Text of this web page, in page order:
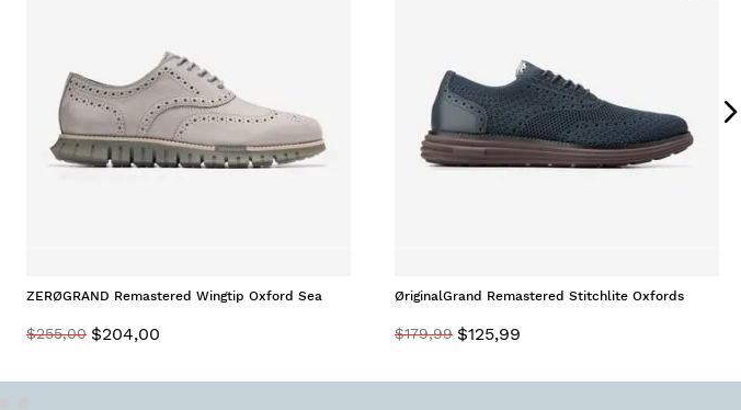
ZERØGRAND Remastered Wingtip Oxford Sea
$255,00 $204,00
ØriginalGrand Remastered Stitchlite Oxfords
$179,99 $125,99